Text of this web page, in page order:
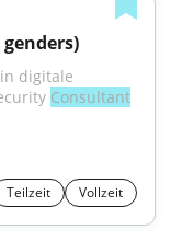
digitale
Consultant
Teilzeit Vollzeit